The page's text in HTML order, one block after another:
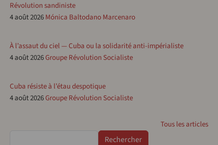
Révolution sandiniste
4 août 2026Mónica Baltodano Marcenaro
À l’assaut du ciel — Cuba ou la solidarité anti-impérialiste
4 août 2026Groupe Révolution Socialiste
Cuba résiste à l’étau despotique
4 août 2026Groupe Révolution Socialiste
Tous les articles